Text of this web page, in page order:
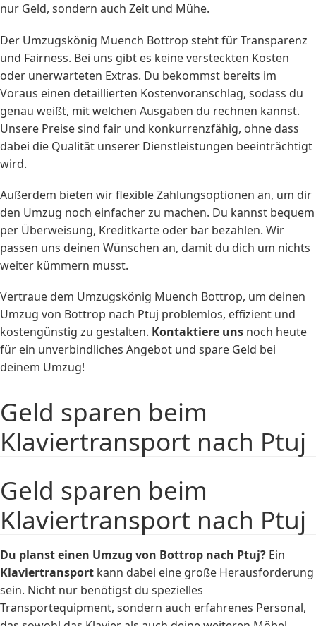
nur Geld, sondern auch Zeit und Mühe.
Der Umzugskönig Muench Bottrop steht für Transparenz
und Fairness. Bei uns gibt es keine versteckten Kosten
oder unerwarteten Extras. Du bekommst bereits im
Voraus einen detaillierten Kostenvoranschlag, sodass du
genau weißt, mit welchen Ausgaben du rechnen kannst.
Unsere Preise sind fair und konkurrenzfähig, ohne dass
dabei die Qualität unserer Dienstleistungen beeinträchtigt
wird.
Außerdem bieten wir flexible Zahlungsoptionen an, um dir
den Umzug noch einfacher zu machen. Du kannst bequem
per Überweisung, Kreditkarte oder bar bezahlen. Wir
passen uns deinen Wünschen an, damit du dich um nichts
weiter kümmern musst.
Vertraue dem Umzugskönig Muench Bottrop, um deinen
Umzug von Bottrop nach Ptuj problemlos, effizient und
kostengünstig zu gestalten. Kontaktiere uns noch heute
für ein unverbindliches Angebot und spare Geld bei
deinem Umzug!
Geld sparen beim
Klaviertransport nach Ptuj
Geld sparen beim
Klaviertransport nach Ptuj
Du planst einen Umzug von Bottrop nach Ptuj? Ein
Klaviertransport kann dabei eine große Herausforderung
sein. Nicht nur benötigst du spezielles
Transportequipment, sondern auch erfahrenes Personal,